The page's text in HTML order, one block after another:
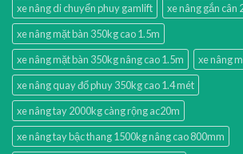
xe nâng di chuyển phuy gamlift
xe nâng gắn cân
xe nâng mặt bàn 350kg cao 1.5m
xe nâng mặt bàn 350kg nâng cao 1.5m
xe nâng
xe nâng quay đổ phuy 350kg cao 1.4 mét
xe nâng tay 2000kg càng rộng ac20m
xe nâng tay bậc thang 1500kg nâng cao 800mm